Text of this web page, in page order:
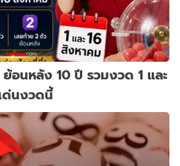
อนหลัง 10 ปี รวมงวด 1 และ
ด่นงวดนี้